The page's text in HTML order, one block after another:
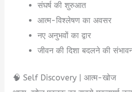
संघर्ष की शुरुआत
आत्म-विश्लेषण का अवसर
नए अनुभवों का द्वार
जीवन की दिशा बदलने की
🧠 Self Discovery | आत्म-खोज